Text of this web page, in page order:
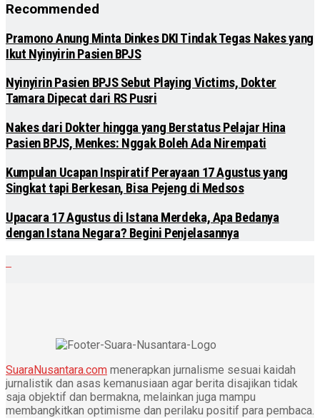
Recommended
Pramono Anung Minta Dinkes DKI Tindak Tegas Nakes yang
Ikut Nyinyirin Pasien BPJS
Nyinyirin Pasien BPJS Sebut Playing Victims, Dokter
Tamara Dipecat dari RS Pusri
Nakes dari Dokter hingga yang Berstatus Pelajar Hina
Pasien BPJS, Menkes: Nggak Boleh Ada Nirempati
Kumpulan Ucapan Inspiratif Perayaan 17 Agustus yang
Singkat tapi Berkesan, Bisa Pejeng di Medsos
Upacara 17 Agustus di Istana Merdeka, Apa Bedanya
dengan Istana Negara? Begini Penjelasannya
SuaraNusantara.com menerapkan jurnalisme sesuai kaidah
jurnalistik dan asas kemanusiaan agar berita disajikan tidak
saja objektif dan bermakna, melainkan juga mampu
membangkitkan optimisme dan perilaku positif para pembaca.